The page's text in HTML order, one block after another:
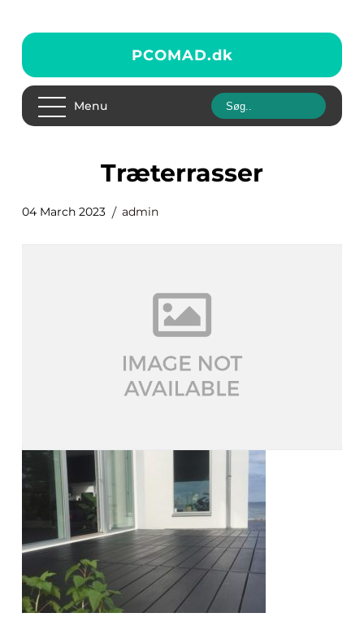
PCOMAD.dk
Menu
Træterrasser
04 March 2023 admin